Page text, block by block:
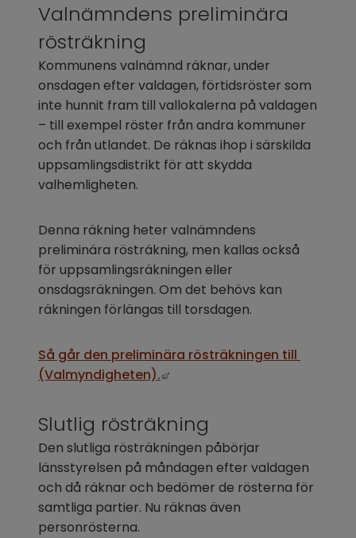
Valnämndens preliminära
rösträkning
Kommunens valnämnd räknar, under
onsdagen efter valdagen, förtidsröster som
inte hunnit fram till vallokalerna på valdagen
– till exempel röster från andra kommuner
och från utlandet. De räknas ihop i särskilda
uppsamlingsdistrikt för att skydda
valhemligheten.
Denna räkning heter valnämndens
preliminära rösträkning, men kallas också
för uppsamlingsräkningen eller
onsdagsräkningen. Om det behövs kan
räkningen förlängas till torsdagen.
Så går den preliminära rösträkningen till
(Valmyndigheten). Länk till annan webbplats,
Slutlig rösträkning
Den slutliga rösträkningen påbörjar
länsstyrelsen på måndagen efter valdagen
och då räknar och bedömer de rösterna för
samtliga partier. Nu räknas även
personrösterna.